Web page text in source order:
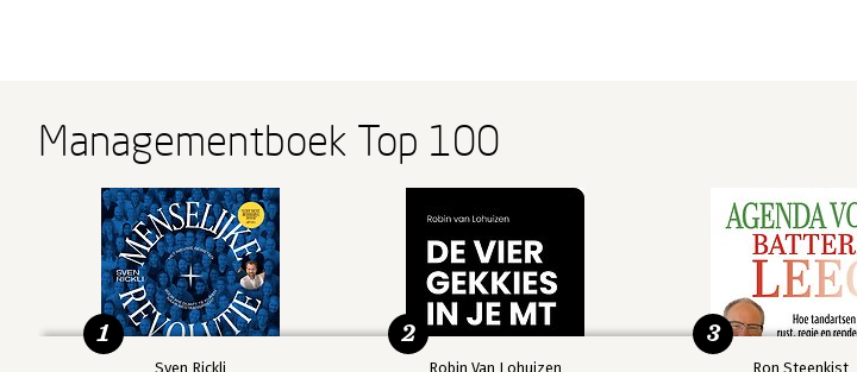
Managementboek Top 100
Sven Rickli
1
Robin Van Lohuizen
2
Ron Steenkist
3